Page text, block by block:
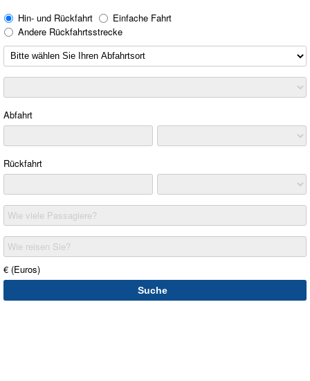
Hin- und Rückfahrt
Einfache Fahrt
Andere Rückfahrtsstrecke
Abfahrt
Rückfahrt
Wie viele Passagiere?
Wie reisen Sie?
€ (Euros)
Suche